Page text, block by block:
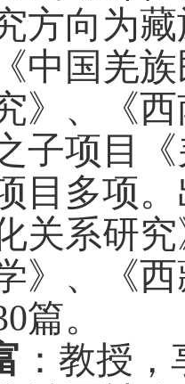
方向为
中国羌
》、《
子项目
目多项
关系研
》、《
篇。
：教授